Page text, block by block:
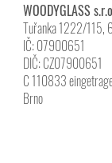
WOODYGLASS
Tuřanka 1222/115,
IČ: 07900651
DIČ: CZ07900651
C 110833
Brno